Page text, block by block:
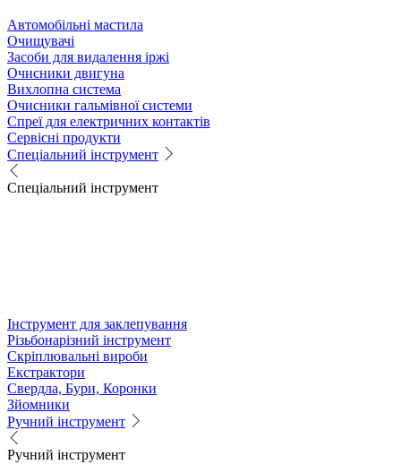
Автомобільні мастила
Очищувачі
Засоби для видалення іржі
Очисники двигуна
Вихлопна система
Очисники гальмівної системи
Спреї для електричних контактів
Сервісні продукти
Спеціальний інструмент
Спеціальний інструмент
Інструмент для заклепування
Різьбонарізний інструмент
Скріплювальні вироби
Екстрактори
Свердла, Бури, Коронки
Зйомники
Ручний інструмент
Ручний інструмент